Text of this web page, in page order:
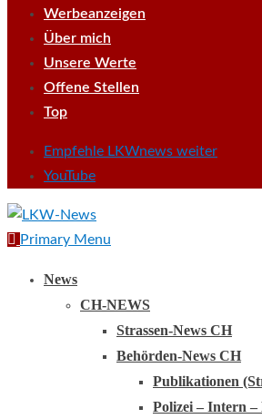
Werbeanzeigen
Über mich
Unsere Werte
Offene Stellen
Top
Empfehle LKWnews weiter
YouTube
Primary Menu
News
CH-NEWS
Strassen-News CH
Behörden-News CH
Publikationen
Polizei – Intern –